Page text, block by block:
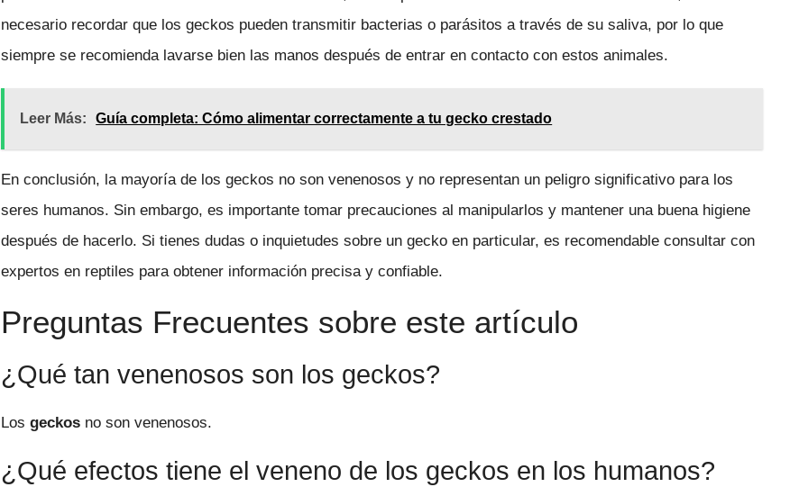
necesario recordar que los geckos pueden transmitir bacterias o parásitos a través de su saliva, por lo que
siempre se recomienda lavarse bien las manos después de entrar en contacto con estos animales.
Leer Más: Guía completa: Cómo alimentar correctamente a tu gecko crestado
En conclusión, la mayoría de los geckos no son venenosos y no representan un peligro significativo para los
seres humanos. Sin embargo, es importante tomar precauciones al manipularlos y mantener una buena higiene
después de hacerlo. Si tienes dudas o inquietudes sobre un gecko en particular, es recomendable consultar con
expertos en reptiles para obtener información precisa y confiable.
Preguntas Frecuentes sobre este artículo
¿Qué tan venenosos son los geckos?
Losgeckos no son venenosos.
¿Qué efectos tiene el veneno de los geckos en los humanos?